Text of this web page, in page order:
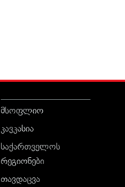
მსოფლიო
კავკასია
საქართველოს
რეგიონები
თავდაცვა